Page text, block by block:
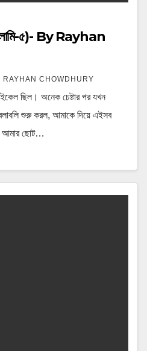
৫)- By Rayhan
RAYHAN CHOWDHURY
ছিল। অনেক চেষ্টার পর যখন
শুরু করল, আমাকে দিয়ে এইসব
আমার ছোট…